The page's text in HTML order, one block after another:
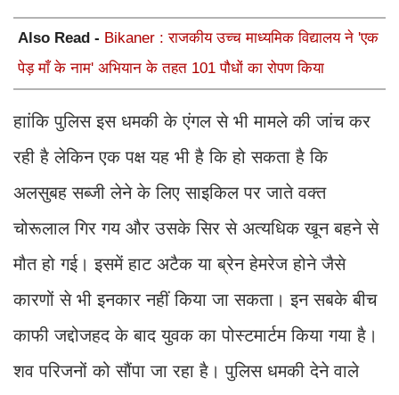
Also Read - Bikaner : राजकीय उच्च माध्यमिक विद्यालय ने 'एक
पेड़ माँ के नाम' अभियान के तहत 101 पौधों का रोपण किया
हाांकि पुलिस इस धमकी के एंगल से भी मामले की जांच कर
रही है लेकिन एक पक्ष यह भी है कि हो सकता है कि
अलसुबह सब्जी लेने के लिए साइकिल पर जाते वक्त
चोरूलाल गिर गय और उसके सिर से अत्यधिक खून बहने से
मौत हो गई। इसमें हाट अटैक या ब्रेन हेमरेज होने जैसे
कारणों से भी इनकार नहीं किया जा सकता। इन सबके बीच
काफी जद्दोजहद के बाद युवक का पोस्टमार्टम किया गया है।
शव परिजनों को सौंपा जा रहा है। पुलिस धमकी देने वाले